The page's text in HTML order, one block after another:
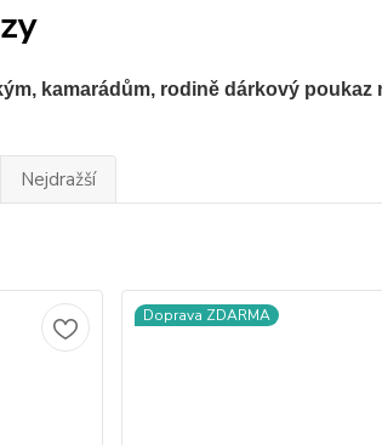
kamarádům, rodině dárkový
Nejdražší
Doprava ZDARMA